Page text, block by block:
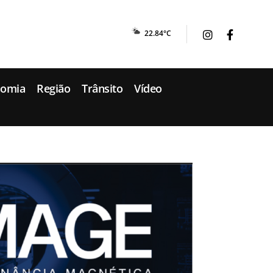
22.84°C
Região Trânsito Vídeo